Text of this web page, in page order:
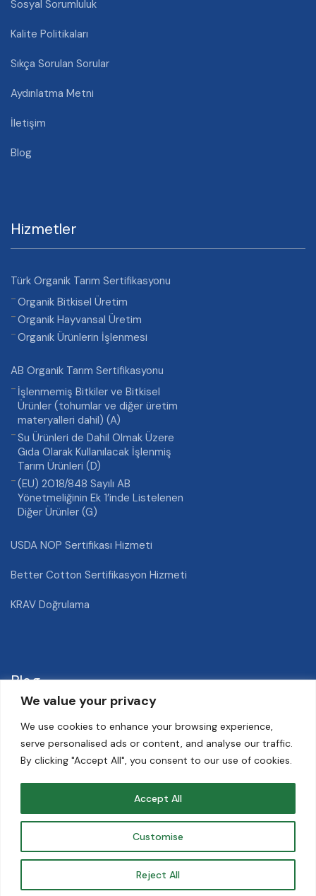
We value your privacy
We use cookies to enhance your browsing experience,
serve personalised ads or content, and analyse our traffic.
By clicking "Accept All", you consent to our use of cookies.
Customise
Reject All
Accept All
Sosyal Sorumluluk
Kalite Politikaları
Sıkça Sorulan Sorular
Aydınlatma Metni
İletişim
Blog
Hizmetler
Türk Organik Tarım Sertifikasyonu
Organik Bitkisel Üretim
Organik Hayvansal Üretim
Organik Ürünlerin İşlenmesi
AB Organik Tarım Sertifikasyonu
İşlenmemiş Bitkiler ve Bitkisel
Ürünler (tohumlar ve diğer üretim
materyalleri dahil) (A)
Su Ürünleri de Dahil Olmak Üzere
Gıda Olarak Kullanılacak İşlenmiş
Tarım Ürünleri (D)
(EU) 2018/848 Sayılı AB
Yönetmeliğinin Ek 1’inde Listelenen
Diğer Ürünler (G)
USDA NOP Sertifikası Hizmeti
Better Cotton Sertifikasyon Hizmeti
KRAV Doğrulama
Blog
Nektarin Hastalıkları ve Zararlıları
Hububat Elevatörü Nedir?
Arpa Yetiştiriciliği Nasıl Yapılır?
Arpa Sulama Nasıl Olmalı?